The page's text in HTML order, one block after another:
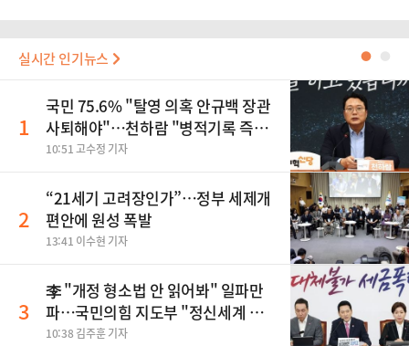
실시간 인기뉴스 ●
1
국민 75.6% "탈영 의혹 안규백 장관
사퇴해야"…천하람 "병적기록 즉각
공개하라"
10:51 고수정 기자
2
“21세기 고려장인가”…정부 세제개
편안에 원성 폭발
13:41 이수현 기자
3
李 "개정 형소법 안 읽어봐" 일파만
파…국민의힘 지도부 "정신세계 궁
금하다"
10:38 김주훈 기자